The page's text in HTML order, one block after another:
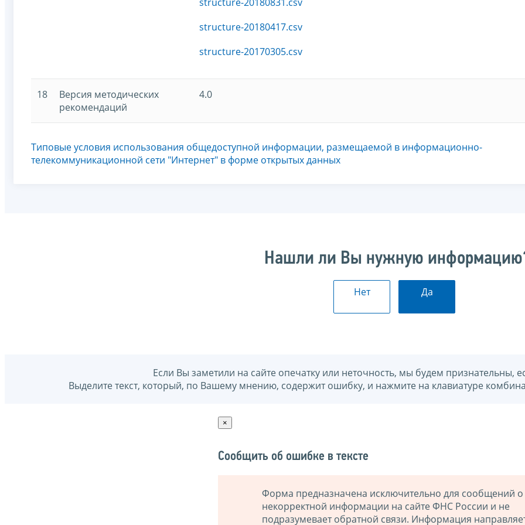
structure-20180417.csv
structure-20170305.csv
18
Версия методических
рекомендаций
4.0
Типовые условия использования общедоступной информации, размещаемой в информационно-
телекоммуникационной сети "Интернет" в форме открытых данных
Нашли ли Вы нужную
Нет Да
Если Вы заметили на сайте опечатку или неточность, мы будем признательны,
Выделите текст, который, по Вашему мнению, содержит ошибку, и нажмите на клавиатуре
×
Сообщить об ошибке в тексте
Форма предназначена исключительно для сообщений о
некорректной информации на сайте ФНС России и не
подразумевает обратной связи. Информация